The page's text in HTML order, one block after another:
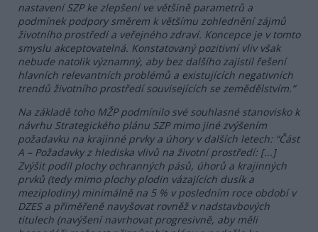
nastavení SZP ke zlepšení ve většině parametrů a
podmínek podpory směrem k většímu zohlednění zájmů
životního prostředí a veřejného zdraví. Koncepce je v tomto
smyslu akceptovatelná. Konstatovaný pozitivní vliv však
nebude natolik významný, aby bez dalšího zajistil řešení
hlavních relevantních problémů a existujících negativních
trendů životního prostředí souvisejících se zemědělstvím.”
Na základě toho MŽP podmínilo své souhlasné stanovisko k
návrhu Strategického plánu SZP mimo jiné zvýšením
požadavku na krajinné prvky a úhory v dalších letech: “Část
A – Požadavky z hlediska vlivů na životní prostředí: [...]
Zvýšit podíl plochy ochranných pásů, úhorů a krajinných
prvků (tedy mimo plochy plodin vázajících dusík a
meziplodiny) minimálně na 5 % v posledním roce období v
DZES a přiměřeně navyšovat rovněž v nadstavbových
titulech (navýšení navrhovat progresivně, aby měli